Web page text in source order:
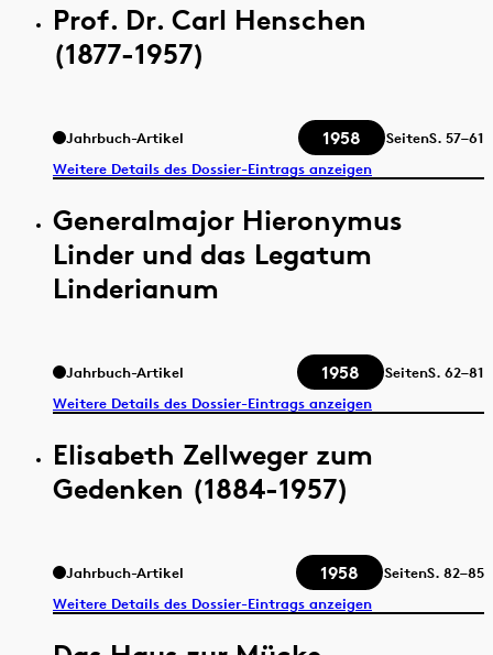
Prof. Dr. Carl Henschen
(1877-1957)
Jahrbuch-Artikel 1958 SeitenS. 57–61
Weitere Details des Dossier-Eintrags anzeigen
Generalmajor Hieronymus
Linder und das Legatum
Linderianum
Jahrbuch-Artikel 1958 SeitenS. 62–81
Weitere Details des Dossier-Eintrags anzeigen
Elisabeth Zellweger zum
Gedenken (1884-1957)
Jahrbuch-Artikel 1958 SeitenS. 82–85
Weitere Details des Dossier-Eintrags anzeigen